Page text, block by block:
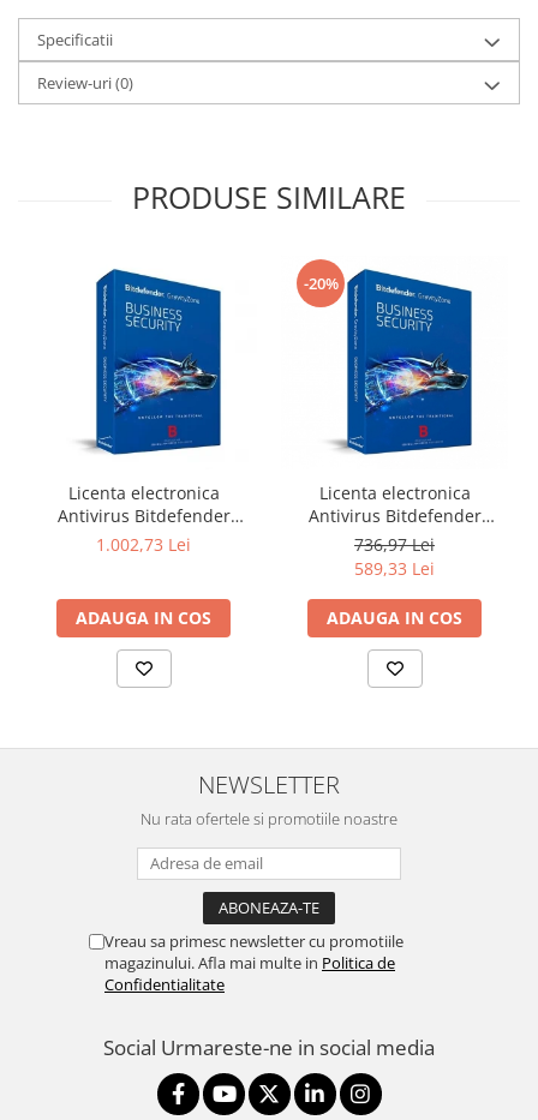
Specificatii
Review-uri(0)
PRODUSE SIMILARE
Licenta electronica
Antivirus Bitdefender
GravityZone Business
1.002,73 Lei
ADAUGA IN COS
-20%
Licenta electronica
Antivirus Bitdefender
GravityZone Business
Security, 5 useri, 1 an -
securitate business
736,97 Lei
589,33 Lei
ADAUGA IN COS
NEWSLETTER
Nu rata ofertele si promotiile noastre
Vreau sa primesc newsletter cu promotiile
magazinului. Afla mai multe in Politica de
Confidentialitate
Social Urmareste-ne in social media